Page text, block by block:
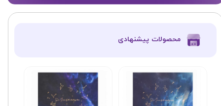
​محصولات پیشنهادی